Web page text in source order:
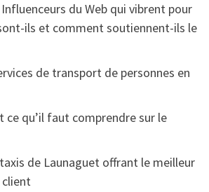
du Web qui vibrent pour
sont-ils et comment soutiennent-ils le
de transport de personnes en
qu’il faut comprendre sur le
de Launaguet offrant le meilleur